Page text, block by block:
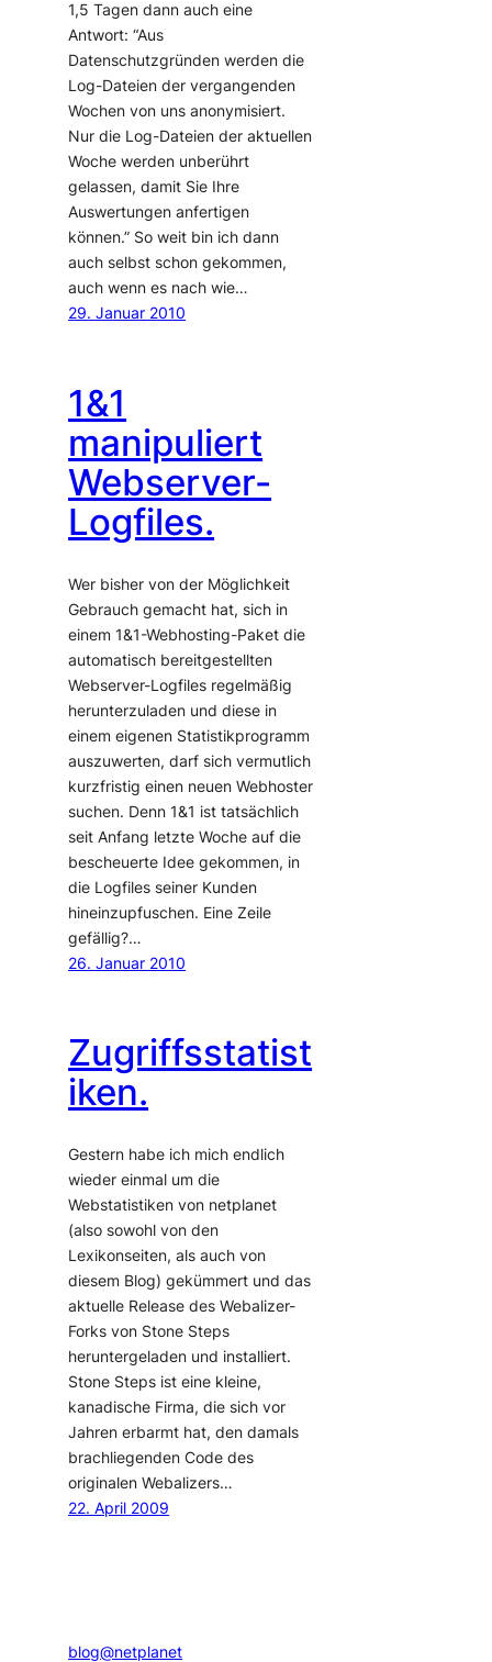
1,5 Tagen dann auch eine
Antwort: “Aus
Datenschutzgründen werden die
Log-Dateien der vergangenden
Wochen von uns anonymisiert.
Nur die Log-Dateien der aktuellen
Woche werden unberührt
gelassen, damit Sie Ihre
Auswertungen anfertigen
können.” So weit bin ich dann
auch selbst schon gekommen,
auch wenn es nach wie…
29. Januar 2010
1&1
manipuliert
Webserver-
Logfiles.
Wer bisher von der Möglichkeit
Gebrauch gemacht hat, sich in
einem 1&1-Webhosting-Paket die
automatisch bereitgestellten
Webserver-Logfiles regelmäßig
herunterzuladen und diese in
einem eigenen Statistikprogramm
auszuwerten, darf sich vermutlich
kurzfristig einen neuen Webhoster
suchen. Denn 1&1 ist tatsächlich
seit Anfang letzte Woche auf die
bescheuerte Idee gekommen, in
die Logfiles seiner Kunden
hineinzupfuschen. Eine Zeile
gefällig?…
26. Januar 2010
Zugriffsstatist
iken.
Gestern habe ich mich endlich
wieder einmal um die
Webstatistiken von netplanet
(also sowohl von den
Lexikonseiten, als auch von
diesem Blog) gekümmert und das
aktuelle Release des Webalizer-
Forks von Stone Steps
heruntergeladen und installiert.
Stone Steps ist eine kleine,
kanadische Firma, die sich vor
Jahren erbarmt hat, den damals
brachliegenden Code des
originalen Webalizers…
22. April 2009
blog@netplanet